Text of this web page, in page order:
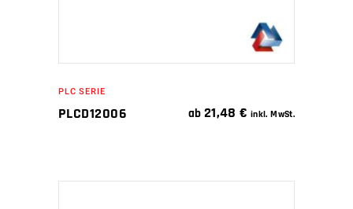
PLC SERIE
PLCD12006 ab 21,48€ inkl. MwSt.